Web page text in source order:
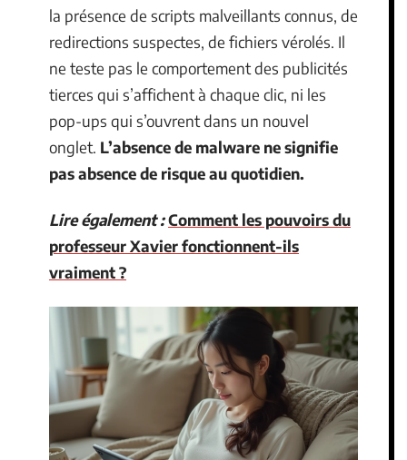
la présence de scripts malveillants connus, de
redirections suspectes, de fichiers vérolés. Il
ne teste pas le comportement des publicités
tierces qui s’affichent à chaque clic, ni les
pop-ups qui s’ouvrent dans un nouvel
onglet. L’absence de malware ne signifie
pas absence de risque au quotidien.
Lire également :Comment les pouvoirs du
professeur Xavier fonctionnent-ils
vraiment ?